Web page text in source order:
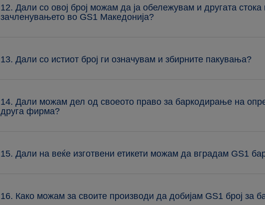
12. Дали со овој број можам да ја обележувам и другата
зачленувањето во GS1 Македонија?
13. Дали со истиот број ги означувам и збирните пакувања?
14. Дали можам дел од своеото право за баркодирање на
друга фирма?
15. Дали на веќе изготвени етикети можам да вградам GS1
16. Како можам за своите производи да добијам GS1 број за